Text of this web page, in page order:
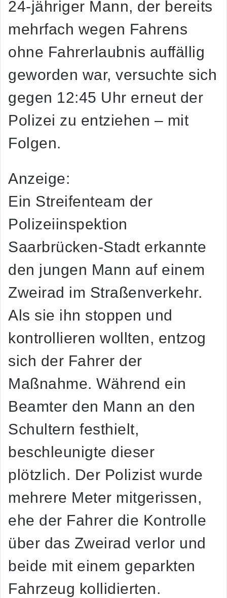
24-jähriger Mann, der bereits
mehrfach wegen Fahrens
ohne Fahrerlaubnis auffällig
geworden war, versuchte sich
gegen 12:45 Uhr erneut der
Polizei zu entziehen – mit
Folgen.
Anzeige:
Ein Streifenteam der
Polizeiinspektion
Saarbrücken-Stadt erkannte
den jungen Mann auf einem
Zweirad im Straßenverkehr.
Als sie ihn stoppen und
kontrollieren wollten, entzog
sich der Fahrer der
Maßnahme. Während ein
Beamter den Mann an den
Schultern festhielt,
beschleunigte dieser
plötzlich. Der Polizist wurde
mehrere Meter mitgerissen,
ehe der Fahrer die Kontrolle
über das Zweirad verlor und
beide mit einem geparkten
Fahrzeug kollidierten.